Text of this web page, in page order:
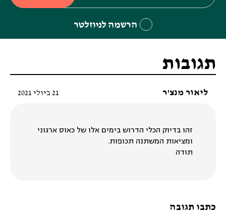
הרשמה לניוזלטר
תגובות
ליאור מנצ'ר 21 ביולי 2021
זהו בדיוק הכלי הדרוש בימים אלו של כאוס ארגוני
ומציאות המשתנה תכופות.
תודה
כתבו תגובה